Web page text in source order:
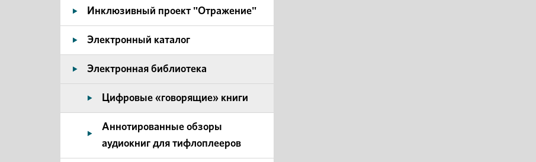
Инклюзивный проект "Отражение"
Электронный каталог
Электронная библиотека
Цифровые «говорящие» книги
Аннотированные обзоры
аудиокниг для тифлоплееров